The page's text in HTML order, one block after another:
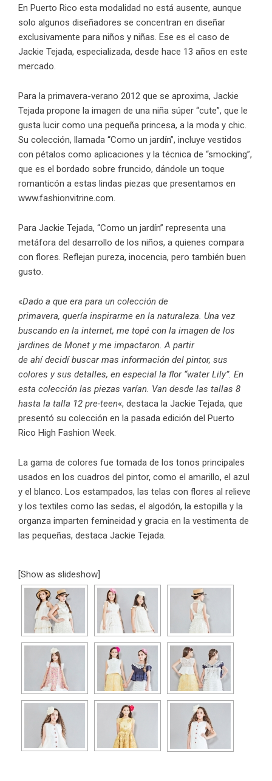
En Puerto Rico esta modalidad no está ausente, aunque
solo algunos diseñadores se concentran en diseñar
exclusivamente para niños y niñas. Ese es el caso de
Jackie Tejada, especializada, desde hace 13 años en este
mercado.
Para la primavera-verano 2012 que se aproxima, Jackie
Tejada propone la imagen de una niña súper “cute”, que le
gusta lucir como una pequeña princesa, a la moda y chic.
Su colección, llamada “Como un jardín”, incluye vestidos
con pétalos como aplicaciones y la técnica de “smocking”,
que es el bordado sobre fruncido, dándole un toque
romanticón a estas lindas piezas que presentamos en
www.fashionvitrine.com.
Para Jackie Tejada, “Como un jardín” representa una
metáfora del desarrollo de los niños, a quienes compara
con flores. Reflejan pureza, inocencia, pero también buen
gusto.
«Dado a que era para un colección de
primavera, quería inspirarme en la naturaleza. Una vez
buscando en la internet, me topé con la imagen de los
jardines de Monet y me impactaron. A partir
de ahí decidí buscar mas información del pintor, sus
colores y sus detalles, en especial la flor “water Lily”. En
esta colección las piezas varían. Van desde las tallas 8
hasta la talla 12 pre-teen«, destaca la Jackie Tejada, que
presentó su colección en la pasada edición del Puerto
Rico High Fashion Week.
La gama de colores fue tomada de los tonos principales
usados en los cuadros del pintor, como el amarillo, el azul
y el blanco. Los estampados, las telas con flores al relieve
y los textiles como las sedas, el algodón, la estopilla y la
organza imparten femineidad y gracia en la vestimenta de
las pequeñas, destaca Jackie Tejada.
[Show as slideshow]